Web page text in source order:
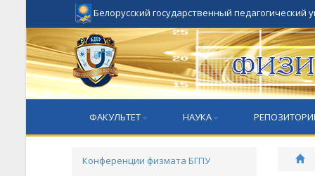
Белорусский государственный
ФАКУЛЬТЕТ НАУКА
Конференции физмата БГПУ